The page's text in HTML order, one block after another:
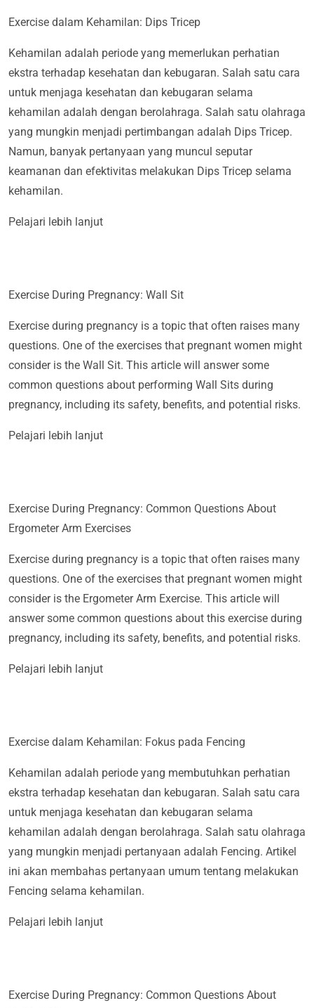
Exercise dalam Kehamilan: Dips Tricep
Kehamilan adalah periode yang memerlukan perhatian
ekstra terhadap kesehatan dan kebugaran. Salah satu cara
untuk menjaga kesehatan dan kebugaran selama
kehamilan adalah dengan berolahraga. Salah satu olahraga
yang mungkin menjadi pertimbangan adalah Dips Tricep.
Namun, banyak pertanyaan yang muncul seputar
keamanan dan efektivitas melakukan Dips Tricep selama
kehamilan.
Pelajari lebih lanjut
Exercise During Pregnancy: Wall Sit
Exercise during pregnancy is a topic that often raises many
questions. One of the exercises that pregnant women might
consider is the Wall Sit. This article will answer some
common questions about performing Wall Sits during
pregnancy, including its safety, benefits, and potential risks.
Pelajari lebih lanjut
Exercise During Pregnancy: Common Questions About
Ergometer Arm Exercises
Exercise during pregnancy is a topic that often raises many
questions. One of the exercises that pregnant women might
consider is the Ergometer Arm Exercise. This article will
answer some common questions about this exercise during
pregnancy, including its safety, benefits, and potential risks.
Pelajari lebih lanjut
Exercise dalam Kehamilan: Fokus pada Fencing
Kehamilan adalah periode yang membutuhkan perhatian
ekstra terhadap kesehatan dan kebugaran. Salah satu cara
untuk menjaga kesehatan dan kebugaran selama
kehamilan adalah dengan berolahraga. Salah satu olahraga
yang mungkin menjadi pertanyaan adalah Fencing. Artikel
ini akan membahas pertanyaan umum tentang melakukan
Fencing selama kehamilan.
Pelajari lebih lanjut
Exercise During Pregnancy: Common Questions About